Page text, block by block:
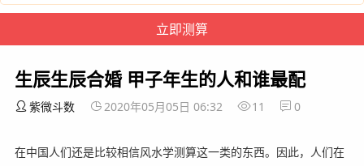
生辰生辰合婚 甲子年生的人和谁最配
紫微斗数 2020年05月05日 06:32 11 0
在中国人们还是比较相信风水学测算这一类的东西。因此，人们在